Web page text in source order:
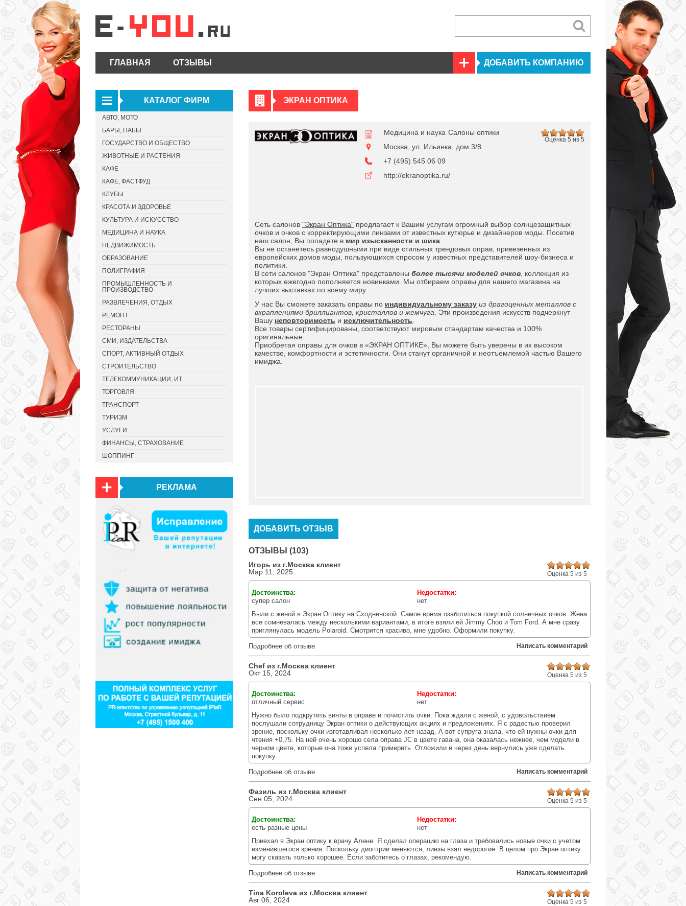
ГЛАВНАЯ ОТЗЫВЫ ДОБАВИТЬ КОМПАНИЮ
ЭКРАН ОПТИКА
Оценка 5 из 5
Медицина и наука Салоны оптики
Москва, ул. Ильинка, дом 3/8
+7 (495) 545 06 09
http://ekranoptika.ru/
Сеть салонов "Экран Оптика" предлагает к Вашим услугам огромный выбор солнцезащитных
очков и очков с корректирующими линзами от известных кутюрье и дизайнеров моды. Посетив
наш салон, Вы попадете в мир изысканности и шика
Вы не останетесь равнодушными при виде стильных трендовых оправ, привезенных из
европейских домов моды, пользующихся спросом у известных представителей шоу-бизнеса и
политики.
В сети салонов "Экран Оптика" представлены более тысячи моделей очков , коллекция из
которых ежегодно пополняется новинками. Мы отбираем оправы для нашего магазина на
лучших выставках по всему миру.
У нас Вы сможете заказать оправы по индивидуальному заказу из драгоценных металлов с
вкраплениями бриллиантов, кристаллов и жемчуга . Эти произведения искусств подчеркнут
Вашу неповторимость и исключительность
Все товары сертифицированы, соответствуют мировым стандартам качества и 100%
оригинальные.
Приобретая оправы для очков в «ЭКРАН ОПТИКЕ», Вы можете быть уверены в их высоком
качестве, комфортности и эстетичности. Они станут органичной и неотъемлемой частью Вашего
имиджа.
ДОБАВИТЬ ОТЗЫВ
ОТЗЫВЫ (103)
Оценка 5 из 5
Игорь из г.Москва клиент
Мар 11, 2025
Достоинства:
супер салон
Недостатки:
нет
Были с женой в Экран Оптику на Сходненской. Самое время озаботиться покупкой солнечных очков. Жена
все сомневалась между несколькими вариантами, в итоге взяли ей Jimmy Choo и Tom Ford. А мне сразу
приглянулась модель Polaroid. Смотрится красиво, мне удобно. Оформили покупку.
Подробнее об отзыве Написать комментарий
Оценка 5 из 5
Chef из г.Москва клиент
Окт 15, 2024
Достоинства:
отличный сервис
Недостатки:
нет
Нужно было подкрутить винты в оправе и почистить очки. Пока ждали с женой, с удовольствием
послушали сотрудницу Экран оптики о действующих акциях и предложениях. Я с радостью проверил
зрение, поскольку очки изготавливал несколько лет назад. А вот супруга знала, что ей нужны очки для
чтения +0,75. На ней очень хорошо села оправа JC в цвете гавана, она оказалась нежнее, чем модели в
черном цвете, которые она тоже успела примерить. Отложили и через день вернулись уже сделать
покупку.
Подробнее об отзыве Написать комментарий
Оценка 5 из 5
Фазиль из г.Москва клиент
Сен 05, 2024
Достоинства:
есть разные цены
Недостатки:
нет
Приехал в Экран оптику к врачу Алене. Я сделал операцию на глаза и требовались новые очки с учетом
изменившегося зрения. Поскольку диоптрии меняются, линзы взял недорогие. В целом про Экран оптику
могу сказать только хорошее. Если заботитесь о глазах, рекомендую.
Подробнее об отзыве Написать комментарий
Оценка 5 из 5
Tina Koroleva из г.Москва клиент
Авг 06, 2024
КАТАЛОГ ФИРМ
АВТО, МОТО
БАРЫ, ПАБЫ
ГОСУДАРСТВО И ОБЩЕСТВО
ЖИВОТНЫЕ И РАСТЕНИЯ
КАФЕ
КАФЕ, ФАСТФУД
КЛУБЫ
КРАСОТА И ЗДОРОВЬЕ
КУЛЬТУРА И ИСКУССТВО
МЕДИЦИНА И НАУКА
НЕДВИЖИМОСТЬ
ОБРАЗОВАНИЕ
ПОЛИГРАФИЯ
ПРОМЫШЛЕННОСТЬ И
ПРОИЗВОДСТВО
РАЗВЛЕЧЕНИЯ, ОТДЫХ
РЕМОНТ
РЕСТОРАНЫ
СМИ, ИЗДАТЕЛЬСТВА
СПОРТ, АКТИВНЫЙ ОТДЫХ
СТРОИТЕЛЬСТВО
ТЕЛЕКОММУНИКАЦИИ, ИТ
ТОРГОВЛЯ
ТРАНСПОРТ
ТУРИЗМ
УСЛУГИ
ФИНАНСЫ, СТРАХОВАНИЕ
ШОППИНГ
РЕКЛАМА